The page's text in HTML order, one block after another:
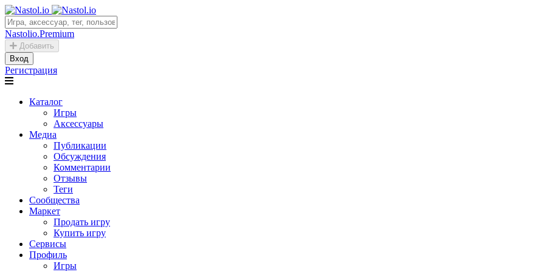
Nastolio.Premium
Добавить
Вход
Регистрация
Каталог
Игры
Аксессуары
Медиа
Публикации
Обсуждения
Комментарии
Отзывы
Теги
Сообщества
Маркет
Продать игру
Купить игру
Сервисы
Профиль
Игры